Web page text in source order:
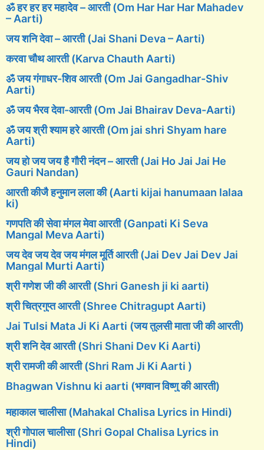
ॐ हर हर हर महादेव – आरती (Om Har Har Har Mahadev
– Aarti)
जय शनि देवा – आरती (Jai Shani Deva – Aarti)
करवा चौथ आरती (Karva Chauth Aarti)
ॐ जय गंगाधर-शिव आरती (Om Jai Gangadhar-Shiv
Aarti)
ॐ जय भैरव देवा-आरती (Om Jai Bhairav Deva-Aarti)
ॐ जय श्री श्याम हरे आरती (Om jai shri Shyam hare
Aarti)
जय हो जय जय है गौरी नंदन – आरती (Jai Ho Jai Jai He
Gauri Nandan)
आरती कीजै हनुमान लला की (Aarti kijai hanumaan lalaa
ki)
गणपति की सेवा मंगल मेवा आरती (Ganpati Ki Seva
Mangal Meva Aarti)
जय देव जय देव जय मंगल मूर्ति आरती (Jai Dev Jai Dev Jai
Mangal Murti Aarti)
श्री गणेश जी की आरती (Shri Ganesh ji ki aarti)
श्री चित्रगुप्त आरती (Shree Chitragupt Aarti)
Jai Tulsi Mata Ji Ki Aarti (जय तुलसी माता जी की आरती)
श्री शनि देव आरती (Shri Shani Dev Ki Aarti)
श्री रामजी की आरती (Shri Ram Ji Ki Aarti )
Bhagwan Vishnu ki aarti (भगवान विष्णु की आरती)
महाकाल चालीसा (Mahakal Chalisa Lyrics in Hindi)
श्री गोपाल चालीसा (Shri Gopal Chalisa Lyrics in
Hindi)